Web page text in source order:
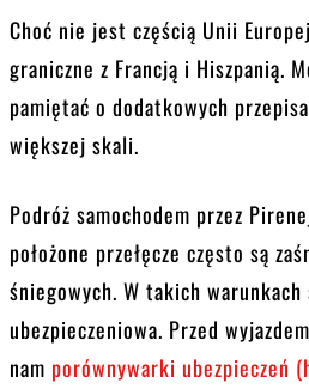
Choć nie jest częścią Unii
graniczne z Francją i Hiszpanią.
pamiętać o dodatkowych
większej skali.
Podróż samochodem przez
położone przełęcze często są
śniegowych. W takich
ubezpieczeniowa. Przed
nam porównywarki